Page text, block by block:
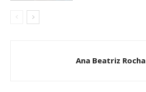
Ana Beatriz Rocha